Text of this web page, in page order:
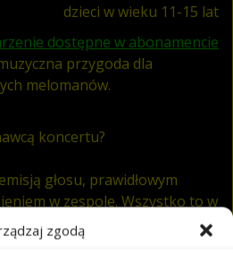
zgodą
dzieci w wieku 11-15 lat
dostępne w abonamencie
przygoda dla
melomanów.
koncertu?
głosu, prawidłowym
w zespole. Wszystko to w